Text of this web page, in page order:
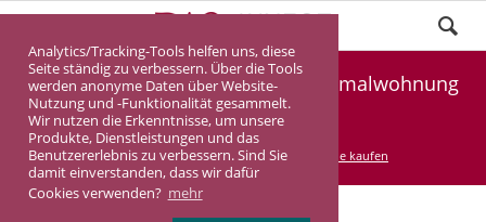
Analytics/Tracking-Tools helfen uns, diese
Seite ständig zu verbessern. Über die Tools
werden anonyme Daten über Website-
Nutzung und -Funktionalität gesammelt.
Wir nutzen die Erkenntnisse, um unsere
Produkte, Dienstleistungen und das
Benutzererlebnis zu verbessern. Sind Sie
damit einverstanden, dass wir dafür
Cookies verwenden? mehr
Denkmalimmobilie Korbach, Denkmalwohnung
Korbach
DASINVEST Service Denkmalimmobilie kaufen